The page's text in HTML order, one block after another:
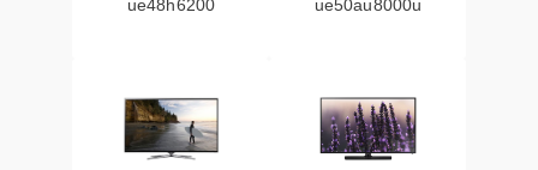
ue48h6200 ue50au8000u